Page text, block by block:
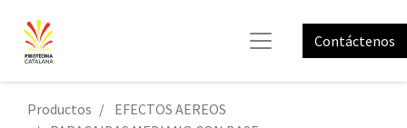
Contáctenos
Productos
EFECTOS AEREOS